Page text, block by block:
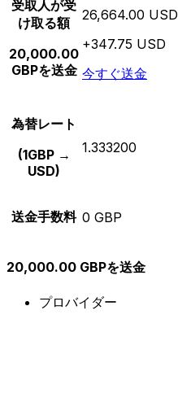
受取人が受
け取る額
20,000.00
GBPを送金
26,664.00 USD
+347.75 USD
今すぐ送金
為替レート
(1GBP →
USD)
1.333200
送金手数料 0 GBP
20,000.00 GBPを送金
プロバイダー